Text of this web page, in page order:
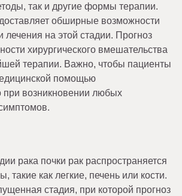
так и другие формы терапии.
обширные возможности
лечения на этой стадии. Прогноз
хирургического вмешательства
терапии. Важно, чтобы пациенты
помощью
при возникновении любых
рака почки рак распространяется
такие как легкие, печень или кости.
стадия, при которой прогноз